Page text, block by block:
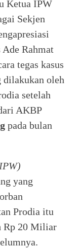
Ketua IPW
Sekjen
Rahmat
tegas kasus
dilakukan oleh
setelah
AKBP
pada bulan
yang
Prodia itu
Rp 20 Miliar